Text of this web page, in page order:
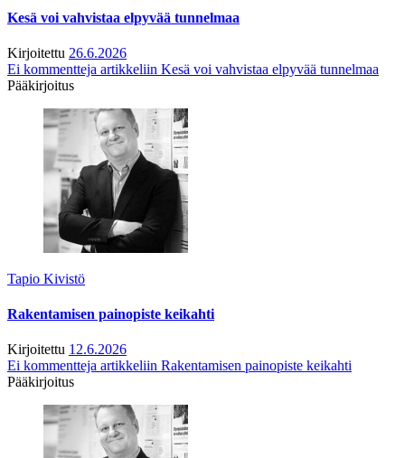
Kesä voi vahvistaa elpyvää tunnelmaa
Kirjoitettu 26.6.2026
Ei kommentteja artikkeliin Kesä voi vahvistaa elpyvää tunnelmaa
Pääkirjoitus
Tapio Kivistö
Rakentamisen painopiste keikahti
Kirjoitettu 12.6.2026
Ei kommentteja artikkeliin Rakentamisen painopiste keikahti
Pääkirjoitus